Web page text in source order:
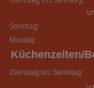
Sonntag:
Montag:
Küchenzeiten/
Dienstag bis Samstag: